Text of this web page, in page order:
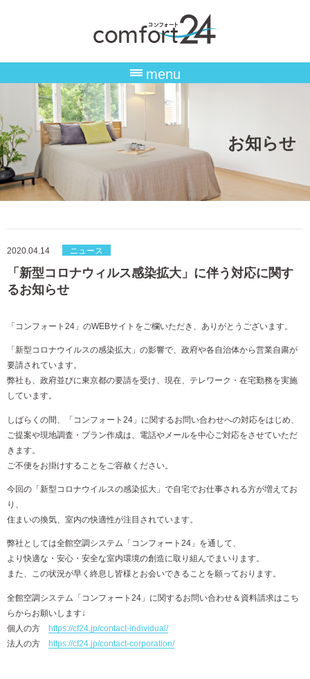
menu
お知らせ
2020.04.14 ニュース
「新型コロナウィルス感染拡大」に伴う対応に関す
るお知らせ
「コンフォート24」のWEBサイトをご欄いただき、ありがとうございます。
「新型コロナウイルスの感染拡大」の影響で、政府や各自治体から営業自粛が
要請されています。
弊社も、政府並びに東京都の要請を受け、現在、テレワーク・在宅勤務を実施
しています。
しばらくの間、「コンフォート24」に関するお問い合わせへの対応をはじめ、
ご提案や現地調査・プラン作成は、電話やメールを中心ご対応をさせていただ
きます。
ご不便をお掛けすることをご容赦ください。
今回の「新型コロナウイルスの感染拡大」で自宅でお仕事される方が増えてお
り、
住まいの換気、室内の快適性が注目されています。
弊社としては全館空調システム「コンフォート24」を通して、
より快適な・安心・安全な室内環境の創造に取り組んでまいります。
また、この状況が早く終息し皆様とお会いできることを願っております。
全館空調システム「コンフォート24」に関するお問い合わせ＆資料請求はこち
らからお願いします↓
個人の方 https://cf24.jp/contact-individual/
法人の方 https://cf24.jp/contact-corporation/